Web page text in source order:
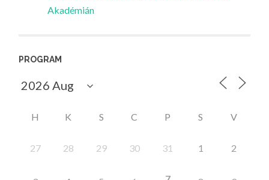
Akadémián
PROGRAM
H K S C P S V
27 28 29 30 31 1 2